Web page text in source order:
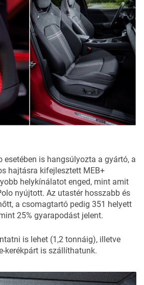
esetében is hangsúlyozta a gyártó, a
hajtásra kifejlesztett MEB+
helykínálatot enged, mint amit
nyújtott. Az utastér hosszabb és
a csomagtartó pedig 351 helyett
25% gyarapodást jelent.
is lehet (1,2 tonnáig), illetve
kerékpárt is szállíthatunk.